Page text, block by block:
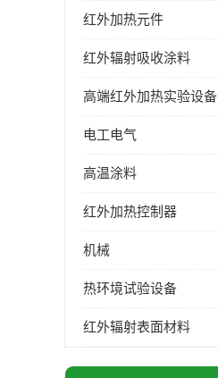
红外加热元件
红外辐射吸收涂料
高端红外加热实验设备
电工电气
高温涂料
红外加热控制器
机械
热环境试验设备
红外辐射表面材料